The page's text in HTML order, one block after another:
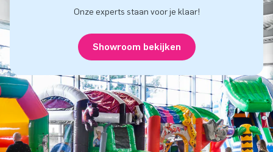
Onze experts staan voor je klaar!
Showroom bekijken